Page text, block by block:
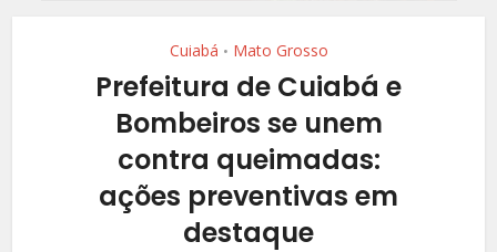
Cuiabá • Mato Grosso
Prefeitura de Cuiabá e
Bombeiros se unem
contra queimadas:
ações preventivas em
destaque